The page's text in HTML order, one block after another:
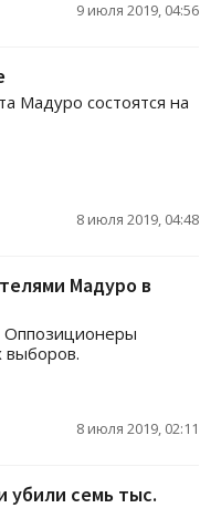
9 июля 2019, 04:56
Мадуро состоятся на
8 июля 2019, 04:48
Мадуро в
Оппозиционеры
выборов.
8 июля 2019, 02:11
убили семь тыс.